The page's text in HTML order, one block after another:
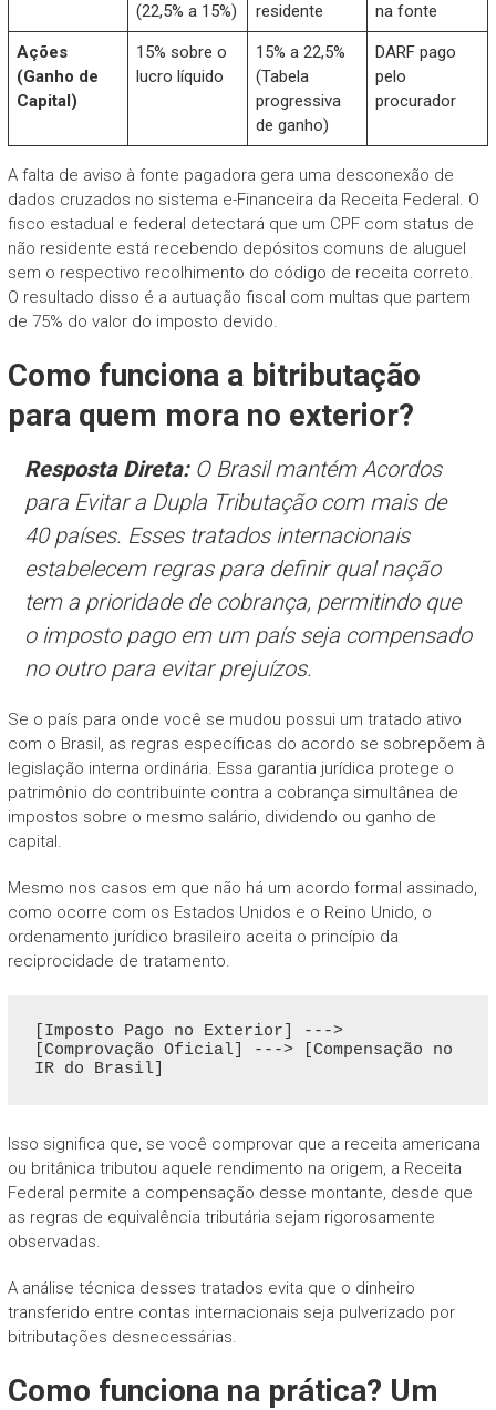
(22,5% a 15%) residente na fonte
Ações
(Ganho de
Capital)
15% sobre o
lucro líquido
15% a 22,5%
(Tabela
progressiva
de ganho)
DARF pago
pelo
procurador
A falta de aviso à fonte pagadora gera uma desconexão de
dados cruzados no sistema e-Financeira da Receita Federal. O
fisco estadual e federal detectará que um CPF com status de
não residente está recebendo depósitos comuns de aluguel
sem o respectivo recolhimento do código de receita correto.
O resultado disso é a autuação fiscal com multas que partem
de 75% do valor do imposto devido.
Como funciona a bitributação
para quem mora no exterior?
Resposta Direta:O Brasil mantém Acordos
para Evitar a Dupla Tributação com mais de
40 países. Esses tratados internacionais
estabelecem regras para definir qual nação
tem a prioridade de cobrança, permitindo que
o imposto pago em um país seja compensado
no outro para evitar prejuízos.
Se o país para onde você se mudou possui um tratado ativo
com o Brasil, as regras específicas do acordo se sobrepõem à
legislação interna ordinária. Essa garantia jurídica protege o
patrimônio do contribuinte contra a cobrança simultânea de
impostos sobre o mesmo salário, dividendo ou ganho de
capital.
Mesmo nos casos em que não há um acordo formal assinado,
como ocorre com os Estados Unidos e o Reino Unido, o
ordenamento jurídico brasileiro aceita o princípio da
reciprocidade de tratamento.
[Imposto Pago no Exterior] --->
[Comprovação Oficial] ---> [Compensação no
Isso significa que, se você comprovar que a receita americana
ou britânica tributou aquele rendimento na origem, a Receita
Federal permite a compensação desse montante, desde que
as regras de equivalência tributária sejam rigorosamente
observadas.
A análise técnica desses tratados evita que o dinheiro
transferido entre contas internacionais seja pulverizado por
bitributações desnecessárias.
Como funciona na prática? Um